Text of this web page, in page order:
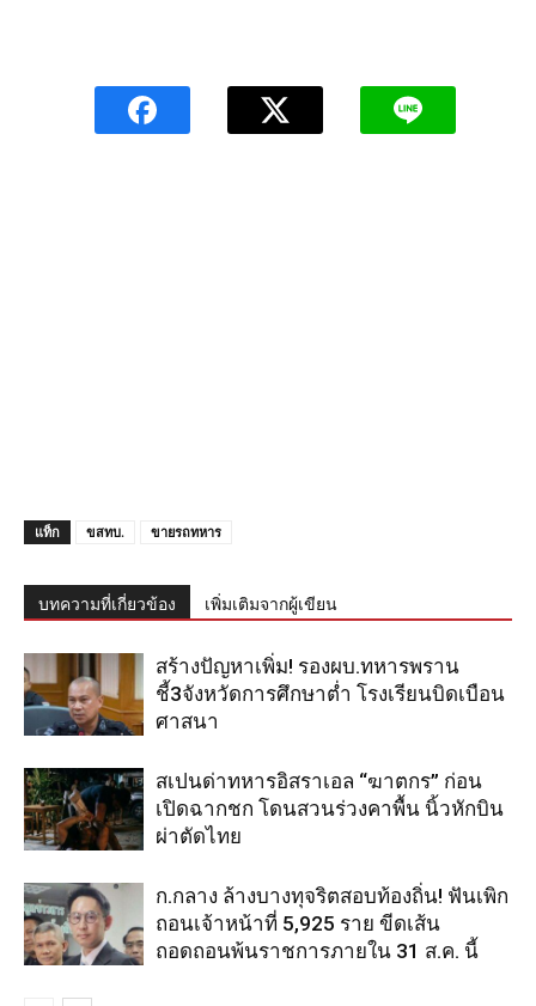
แท็ก ขสทบ. ขายรถทหาร
บทความที่เกี่ยวข้อง เพิ่มเติมจากผู้เขียน
สร้างปัญหาเพิ่ม! รองผบ.ทหารพราน
ชี้3จังหวัดการศึกษาต่ำ โรงเรียนบิดเบือน
ศาสนา
สเปนด่าทหารอิสราเอล “ฆาตกร” ก่อน
เปิดฉากชก โดนสวนร่วงคาพื้น นิ้วหักบิน
ผ่าตัดไทย
ก.กลาง ล้างบางทุจริตสอบท้องถิ่น! ฟันเพิก
ถอนเจ้าหน้าที่ 5,925 ราย ขีดเส้น
ถอดถอนพ้นราชการภายใน 31 ส.ค. นี้